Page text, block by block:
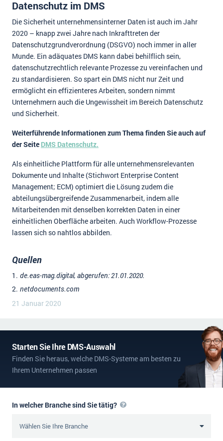
Datenschutz im DMS
Die Sicherheit unternehmensinterner Daten ist auch im Jahr
2020 – knapp zwei Jahre nach Inkrafttreten der
Datenschutzgrundverordnung (DSGVO) noch immer in aller
Munde. Ein adäquates DMS kann dabei behilflich sein,
datenschutzrechtlich relevante Prozesse zu vereinfachen und
zu standardisieren. So spart ein DMS nicht nur Zeit und
ermöglicht ein effizienteres Arbeiten, sondern nimmt
Unternehmern auch die Ungewissheit im Bereich Datenschutz
und Sicherheit.
Weiterführende Informationen zum Thema finden Sie auch auf
der Seite DMS Datenschutz.
Als einheitliche Plattform für alle unternehmensrelevanten
Dokumente und Inhalte (Stichwort Enterprise Content
Management; ECM) optimiert die Lösung zudem die
abteilungsübergreifende Zusammenarbeit, indem alle
Mitarbeitenden mit denselben korrekten Daten in einer
einheitlichen Oberfläche arbeiten. Auch Workflow-Prozesse
lassen sich so nahtlos abbilden.
Quellen
de.eas-mag.digital, abgerufen: 21.01.2020.
netdocuments.com
21 Januar 2020
Starten Sie Ihre DMS-Auswahl
Finden Sie heraus, welche DMS-Systeme am besten zu
Ihrem Unternehmen passen
In welcher Branche sind Sie tätig?